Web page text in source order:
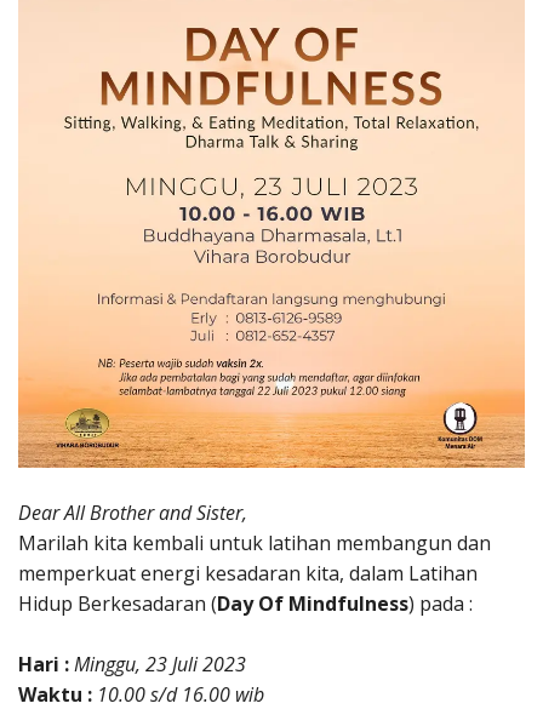
Dear All Brother and Sister,
Marilah kita kembali untuk latihan membangun dan
memperkuat energi kesadaran kita, dalam Latihan
Hidup Berkesadaran (Day Of Mindfulness) pada :
Hari :Minggu, 23 Juli 2023
Waktu : 10.00 s/d 16.00 wib